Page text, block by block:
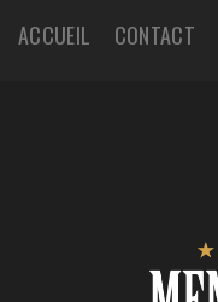
ACCUEIL CONTACT